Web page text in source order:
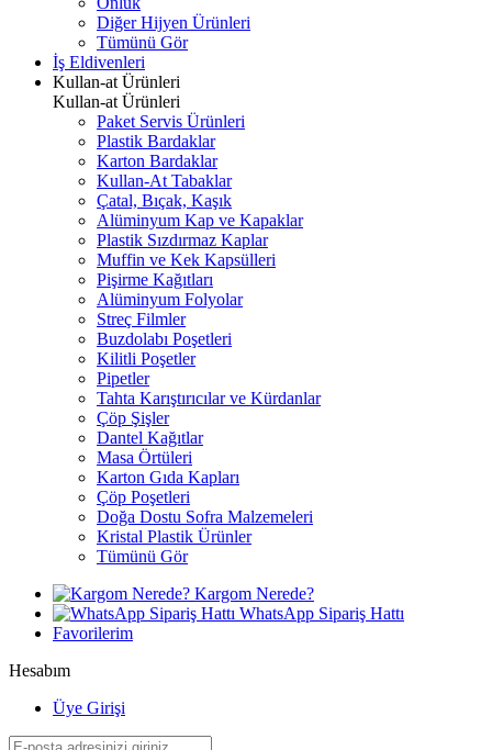
Diğer Hijyen Ürünleri
Tümünü Gör
İş Eldivenleri
Kullan-at Ürünleri
Kullan-at Ürünleri
Paket Servis Ürünleri
Plastik Bardaklar
Karton Bardaklar
Kullan-At Tabaklar
Çatal, Bıçak, Kaşık
Alüminyum Kap ve Kapaklar
Plastik Sızdırmaz Kaplar
Muffin ve Kek Kapsülleri
Pişirme Kağıtları
Alüminyum Folyolar
Streç Filmler
Buzdolabı Poşetleri
Kilitli Poşetler
Pipetler
Tahta Karıştırıcılar ve Kürdanlar
Çöp Şişler
Dantel Kağıtlar
Masa Örtüleri
Karton Gıda Kapları
Çöp Poşetleri
Doğa Dostu Sofra Malzemeleri
Kristal Plastik Ürünler
Tümünü Gör
Kargom Nerede?
WhatsApp Sipariş Hattı
Favorilerim
Hesabım
Üye Girişi